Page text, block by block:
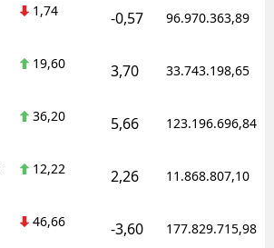
1,74 -0,57 96.970.363,89
19,60 3,70 33.743.198,65
36,20 5,66 123.196.696,84
12,22 2,26 11.868.807,10
46,66 -3,60 177.829.715,98